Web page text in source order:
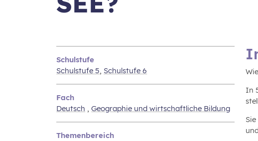
Schulstufe
Schulstufe 5, Schulstufe 6
Fach
Deutsch ,Geographie und wirtschaftliche Bildung
Themenbereich
In